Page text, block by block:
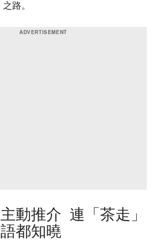
路。
動推介 連「茶走」
都知曉